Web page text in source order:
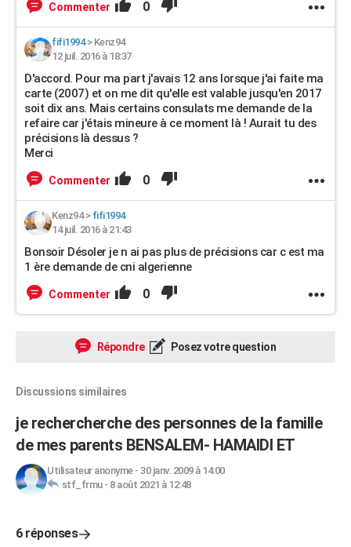
Commenter 0
fifi1994> Kenz94
12 juil. 2016 à 18:37
D'accord. Pour ma part j'avais 12 ans lorsque j'ai faite ma
carte (2007) et on me dit qu'elle est valable jusqu'en 2017
soit dix ans. Mais certains consulats me demande de la
refaire car j'étais mineure à ce moment là ! Aurait tu des
précisions là dessus ?
Merci
Commenter 0
Kenz94> fifi1994
14 juil. 2016 à 21:43
Bonsoir Désoler je n ai pas plus de précisions car c est ma
1 ère demande de cni algerienne
Commenter 0
Répondre Posez votre question
Discussions similaires
je rechercherche des personnes de la famille
de mes parents BENSALEM- HAMAIDI ET
Utilisateur anonyme- 30 janv. 2009 à 14:00
stf_frmu- 8 août 2021 à 12:48
6 réponses